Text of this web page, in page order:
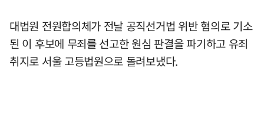
대법원 전원합의체가 전날 공직선거법 위반 혐의로 기소
된 이 후보에 무죄를 선고한 원심 판결을 파기하고 유죄
취지로 서울 고등법원으로 돌려보냈다.